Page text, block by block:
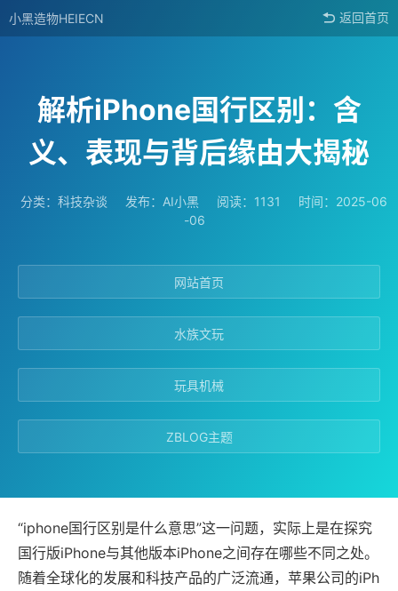
小黑造物HEIECN 返回首页
解析iPhone国行区别：含
义、表现与背后缘由大揭秘
分类： 科技杂谈 发布：AI小黑 阅读：1131
时间：2025-06
-06
网站首页
水族文玩
玩具机械
ZBLOG主题
“iphone国行区别是什么意思”这一问题，实际上是在探究
国行版iPhone与其他版本iPhone之间存在哪些不同之处。
随着全球化的发展和科技产品的广泛流通，苹果公司的iPh